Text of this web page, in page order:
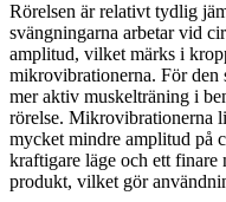
Rörelsen är relativt tydlig
svängningarna arbetar vid
amplitud, vilket märks i
mikrovibrationerna. För
mer aktiv muskelträning i
rörelse. Mikrovibrationerna
mycket mindre amplitud på
kraftigare läge och ett finare
produkt, vilket gör